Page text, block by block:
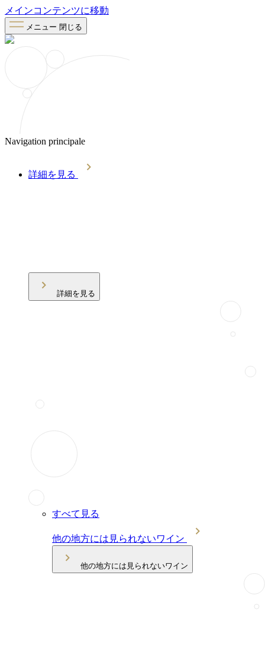
メインコンテンツに移動
メニュー 閉じる
Navigation principale
詳細を見る
詳細を見る
すべて見る
他の地方には見られないワイン
他の地方には見られないワイン